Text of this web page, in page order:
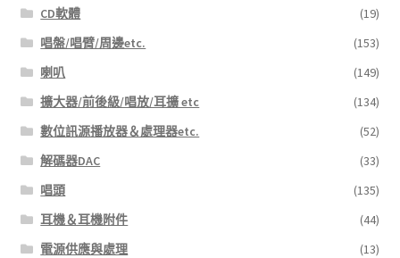
CD軟體
(19)
唱盤/唱臂/周邊etc.
(153)
喇叭
(149)
擴大器/前後級/唱放/耳擴 etc
(134)
數位訊源播放器＆處理器etc.
(52)
解碼器DAC
(33)
唱頭
(135)
耳機＆耳機附件
(44)
電源供應與處理
(13)